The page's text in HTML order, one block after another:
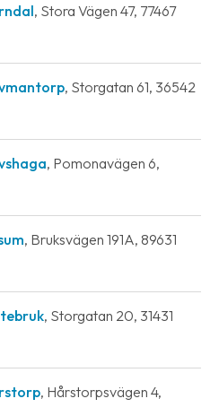
, Stora Vägen 47, 77467
, Storgatan 61, 36542
, Pomonavägen 6,
, Bruksvägen 191A, 89631
, Storgatan 20, 31431
, Hårstorpsvägen 4,